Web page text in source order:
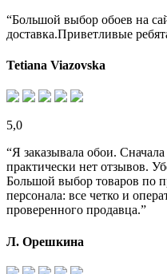
“Большой выбор обоев на
доставка.Приветливые
Tetiana Viazovska
5,0
“Я заказывала обои.
практически нет отзывов.
Большой выбор товаров по
персонала: все четко и
проверенного продавца.”
Л. Орешкина